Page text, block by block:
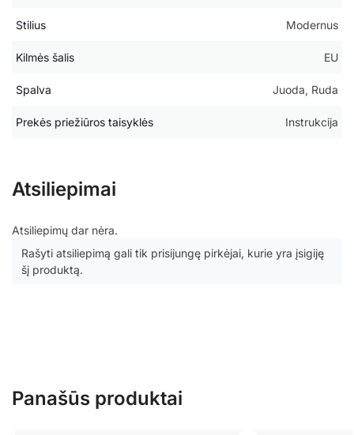
Stilius Modernus
Kilmės šalis EU
Spalva Juoda, Ruda
Prekės priežiūros taisyklės Instrukcija
Atsiliepimai
Atsiliepimų dar nėra.
Rašyti atsiliepimą gali tik prisijungę pirkėjai, kurie yra įsigiję
šį produktą.
Panašūs produktai